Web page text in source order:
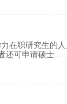
在职研究生的
还可申请硕士